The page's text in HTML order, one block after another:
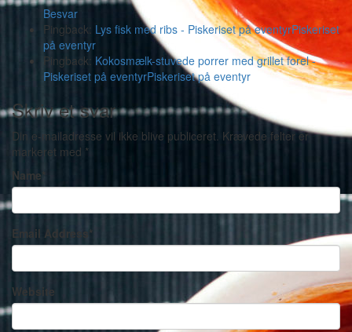
Besvar
Pingback: Lys fisk med ribs - Piskeriset på eventyrPiskeriset
på eventyr
Pingback: Kokosmælk-stuvede porrer med grillet forel -
Piskeriset på eventyrPiskeriset på eventyr
Skriv et svar
Din e-mailadresse vil ikke blive publiceret. Krævede felter er
markeret med *
Name
Email Address *
Website